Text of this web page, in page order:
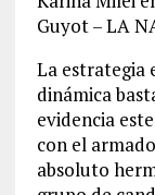
Guyot – LA
La estrategia
dinámica
evidencia
con el
absoluto